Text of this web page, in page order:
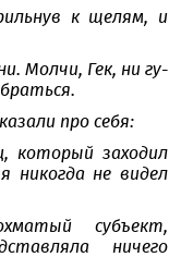
к щелям, и
Молчи, Гек, ни гу-
про себя:
который заходил
никогда не видел
субъект,
ничего